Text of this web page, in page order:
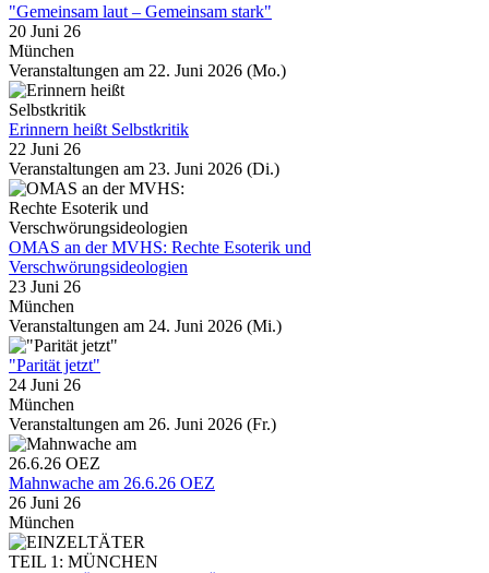
"Gemeinsam laut – Gemeinsam stark"
20 Juni 26
München
Veranstaltungen am 22. Juni 2026 (Mo.)
Erinnern heißt Selbstkritik
22 Juni 26
Veranstaltungen am 23. Juni 2026 (Di.)
OMAS an der MVHS: Rechte Esoterik und
Verschwörungsideologien
23 Juni 26
München
Veranstaltungen am 24. Juni 2026 (Mi.)
"Parität jetzt"
24 Juni 26
München
Veranstaltungen am 26. Juni 2026 (Fr.)
Mahnwache am 26.6.26 OEZ
26 Juni 26
München